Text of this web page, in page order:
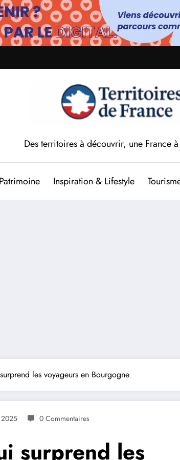
Des territoires à découvrir, une France
Inspiration & Lifestyle
les voyageurs en Bourgogne
0 Commentaires
surprend les